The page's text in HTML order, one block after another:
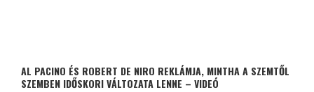
AL PACINO ÉS ROBERT DE NIRO REKLÁMJA, MINTHA A SZEMTŐL
SZEMBEN IDŐSKORI VÁLTOZATA LENNE – VIDEÓ